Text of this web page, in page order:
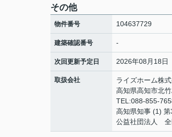
その他
物件番号 104637729
建築確認番号 -
次回更新予定日 2026年08月18日
取扱会社
ライズホーム株
高知県高知市北
TEL:088-855-
高知県知事 (1)
公益社団法人 全